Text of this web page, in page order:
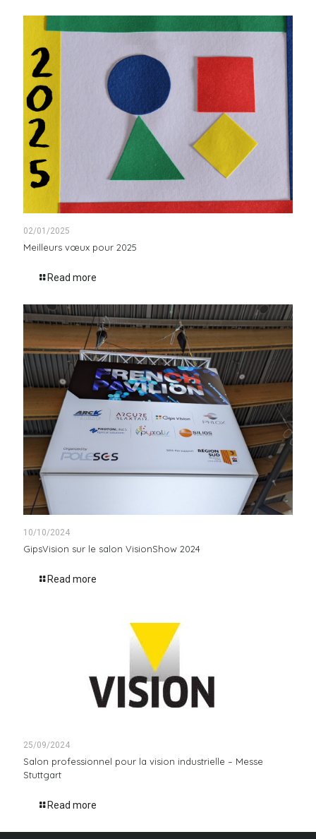
02/01/2025
Meilleurs vœux pour 2025
Read more
10/10/2024
GipsVision sur le salon VisionShow 2024
Read more
25/09/2024
Salon professionnel pour la vision industrielle – Messe
Stuttgart
Read more